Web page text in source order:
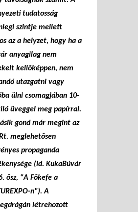
tudatosság
szintje mellett
az a helyzet, hogy ha a
anyagilag nem
kellõképpen, nem
utazgatni vagy
ülni csomagjában 10-
üveggel meg papírral.
gond már megint az
meglehetõsen
propaganda
(ld. KukaBúvár
õsz, "A Fõkefe a
n"). A
létrehozott